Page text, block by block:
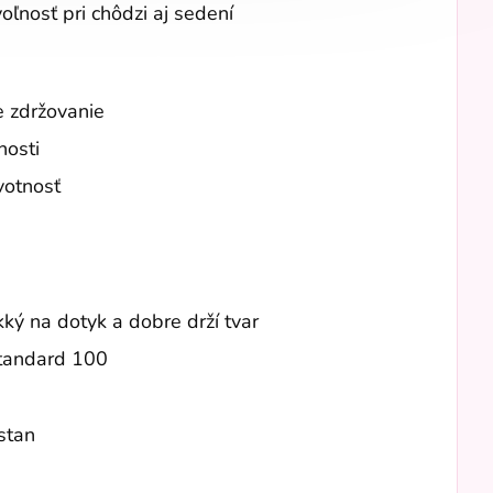
pri chôdzi aj sedení
zdržovanie
na dotyk a dobre drží tvar
100